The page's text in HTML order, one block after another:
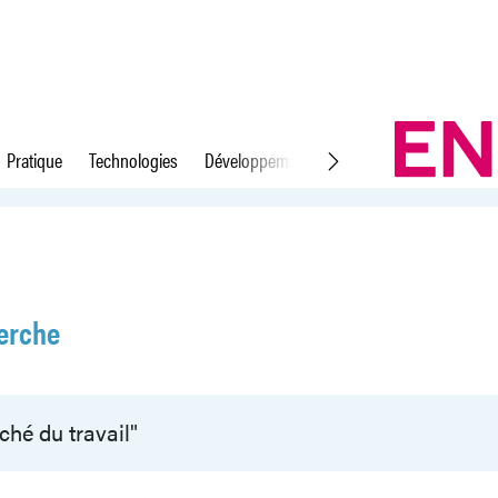
Pratique Technologies Développement durable Droit du travail